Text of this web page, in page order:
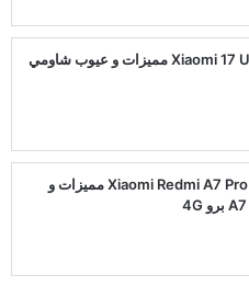
سعر و مواصفات Xiaomi 17 Ultra مميزات و عيوب شاومي
سعر و مواصفات Xiaomi Redmi A7 Pro 4G مميزات و